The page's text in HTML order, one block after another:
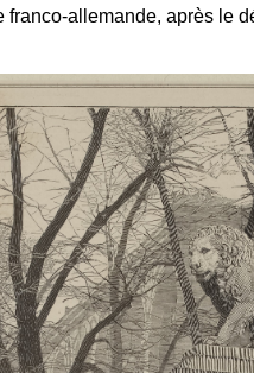
allemande, après